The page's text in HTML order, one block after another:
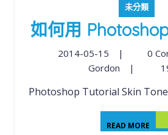
未分類
如何用
2014-05-15 | 0
Gordon
|
Photoshop Tutorial Skin
READ MORE